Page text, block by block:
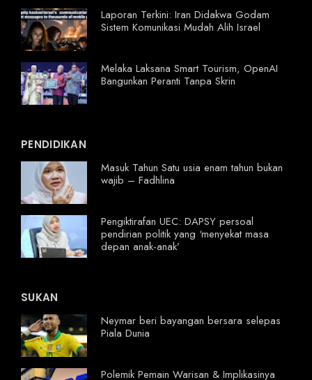
Laporan Terkini: Iran Didakwa Godam
Sistem Komunikasi Mudah Alih Israel
Melaka Laksana Smart Tourism, OpenAI
Bangunkan Peranti Tanpa Skrin
PENDIDIKAN
Masuk Tahun Satu usia enam tahun bukan
wajib – Fadhlina
Pengiktirafan UEC: DAPSY persoal
pendirian politik yang ‘menyekat masa
depan anak-anak’
SUKAN
Neymar beri bayangan bersara selepas
Piala Dunia
Polemik Pemain Warisan & Implikasinya